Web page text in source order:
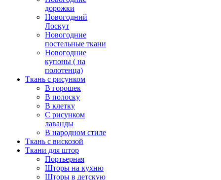
дорожки
Новогодний
Лоскут
Новогодние
постельные ткани
Новогодние
купоны ( на
полотенца)
Ткань с рисунком
В горошек
В полоску
В клетку
С рисунком
лаванды
В народном стиле
Ткань с вискозой
Ткани для штор
Портьерная
Шторы на кухню
Шторы в детскую